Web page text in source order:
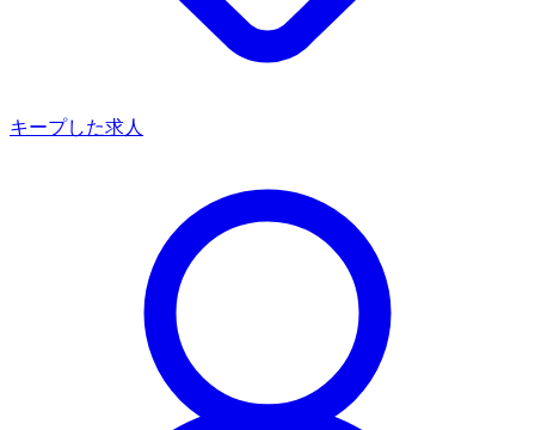
キープした求人